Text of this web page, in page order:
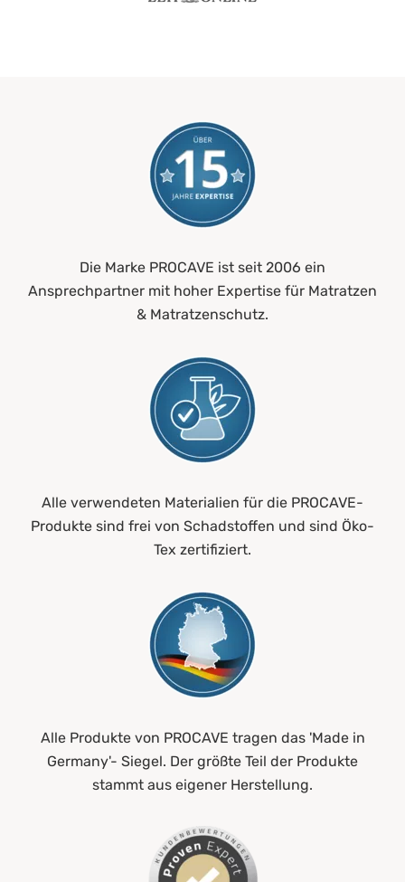
Die Marke PROCAVE ist seit 2006 ein
Ansprechpartner mit hoher Expertise für Matratzen
& Matratzenschutz.
Alle verwendeten Materialien für die PROCAVE-
Produkte sind frei von Schadstoffen und sind Öko-
Tex zertifiziert.
Alle Produkte von PROCAVE tragen das 'Made in
Germany'- Siegel. Der größte Teil der Produkte
stammt aus eigener Herstellung.